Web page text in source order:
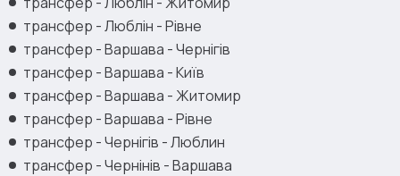
трансфер - Люблін - Рівне
трансфер - Варшава - Чернігів
трансфер - Варшава - Київ
трансфер - Варшава - Житомир
трансфер - Варшава - Рівне
трансфер - Чернігів - Люблин
трансфер - Чернінів - Варшава